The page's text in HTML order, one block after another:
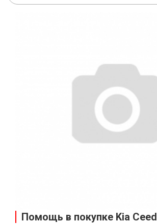
Помощь в покупке Kia Ceed